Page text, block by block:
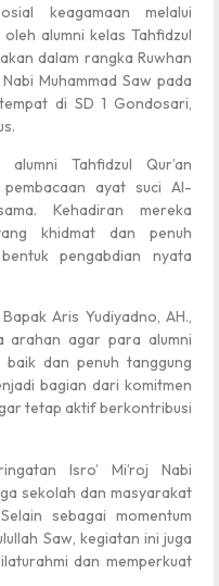
keagamaan melalui
alumni kelas Tahfidzul
dalam rangka Ruwhan
Muhammad Saw pada
di SD 1 Gondosari,
Tahfidzul Qur’an
ayat suci Al-
Kehadiran mereka
khidmat dan penuh
pengabdian nyata
Aris Yudiyadno, AH.,
arahan agar para alumni
dan penuh tanggung
bagian dari komitmen
tetap aktif berkontribusi
Isro’ Mi’roj Nabi
sekolah dan masyarakat
sebagai momentum
Saw, kegiatan ini juga
dan memperkuat